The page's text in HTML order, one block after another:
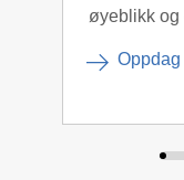
øyeblikk og
Oppdag